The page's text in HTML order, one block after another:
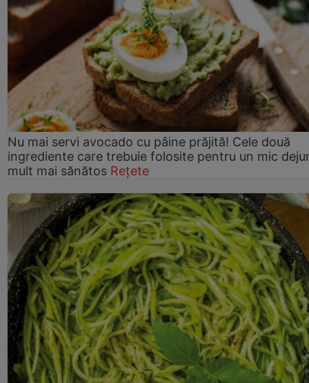
Nu mai servi avocado cu pâine prăjită! Cele două
ingrediente care trebuie folosite pentru un mic
mult mai sănătos Rețete